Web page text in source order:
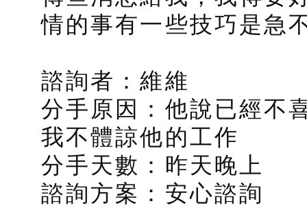
情的事有一些技巧是急
諮詢者：維維
分手原因：他說已經不
我不體諒他的工作
分手天數：昨天晚上
諮詢方案：安心諮詢